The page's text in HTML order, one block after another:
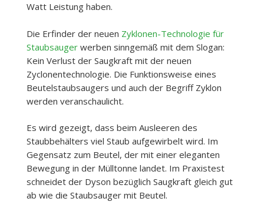
Watt Leistung haben.
Die Erfinder der neuen Zyklonen-Technologie für
Staubsauger werben sinngemäß mit dem Slogan:
Kein Verlust der Saugkraft mit der neuen
Zyclonentechnologie. Die Funktionsweise eines
Beutelstaubsaugers und auch der Begriff Zyklon
werden veranschaulicht.
Es wird gezeigt, dass beim Ausleeren des
Staubbehälters viel Staub aufgewirbelt wird. Im
Gegensatz zum Beutel, der mit einer eleganten
Bewegung in der Mülltonne landet. Im Praxistest
schneidet der Dyson bezüglich Saugkraft gleich gut
ab wie die Staubsauger mit Beutel.